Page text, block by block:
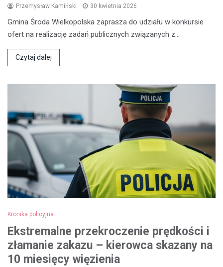
Przemysław Kamiński 30 kwietnia 2026
Gmina Środa Wielkopolska zaprasza do udziału w konkursie
ofert na realizację zadań publicznych związanych z…
Czytaj dalej
Kronika policyjna
Ekstremalne przekroczenie prędkości i
złamanie zakazu – kierowca skazany na
10 miesięcy więzienia